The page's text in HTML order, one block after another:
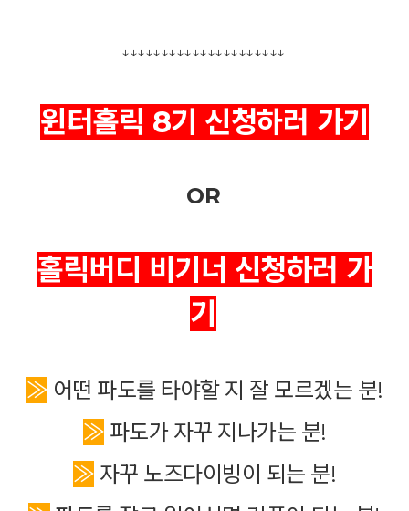
↓↓↓↓↓↓↓↓↓↓↓↓↓↓↓↓↓↓↓↓↓
윈터홀릭 8기 신청하러 가기
OR
홀릭버디 비기너 신청하러 가
기
≫ 어떤 파도를 타야할 지 잘 모르겠는 분!
≫ 파도가 자꾸 지나가는 분!
≫ 자꾸 노즈다이빙이 되는 분!